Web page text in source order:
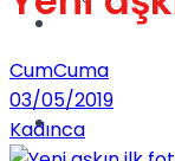
Gündem
Yaşam
CumCuma
03/05/2019
Kadınca